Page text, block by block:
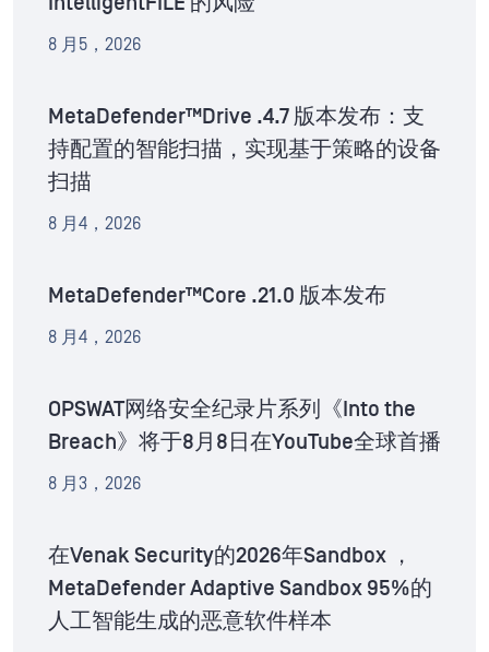
8 月5，2026
MetaDefender™Drive .4.7 版本发布：支
持配置的智能扫描，实现基于策略的设备
扫描
8 月4，2026
MetaDefender™Core .21.0 版本发布
8 月4，2026
OPSWAT网络安全纪录片系列《Into the
Breach》将于8月8日在YouTube全球首播
8 月3，2026
在Venak Security的2026年Sandbox ，
MetaDefender Adaptive Sandbox 95%的
人工智能生成的恶意软件样本